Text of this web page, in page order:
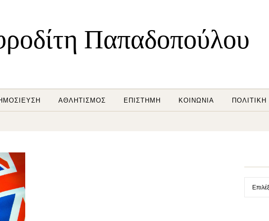
Παπαδοπούλου
ΑΘΛΗΤΙΣΜΌΣ ΕΠΙΣΤΉΜΗ ΚΟΙΝΩΝΊΑ ΠΟΛΙΤΙΚΉ
Ιστορικό